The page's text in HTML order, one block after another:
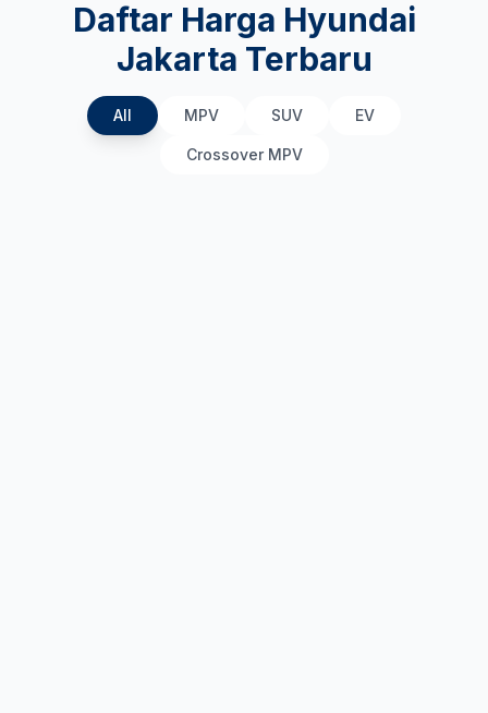
Daftar Harga Hyundai
Jakarta Terbaru
All MPV SUV EV
Crossover MPV